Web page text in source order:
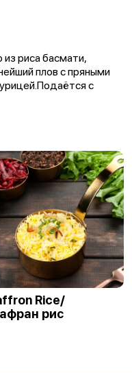
риса басмати,
плов с пряными
с
Rice/
рис